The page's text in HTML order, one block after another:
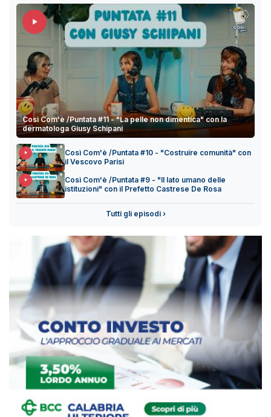
Così Com'è /Puntata #11 - "La pelle non dimentica" con la
dermatologa Giusy Schipani
Così Com'è /Puntata #10 - "Costruire comunità" con
il Vescovo Parisi
Così Com'è /Puntata #9 - "Il lato umano delle
istituzioni" con il Prefetto Castrese De Rosa
Tutti gli episodi ›